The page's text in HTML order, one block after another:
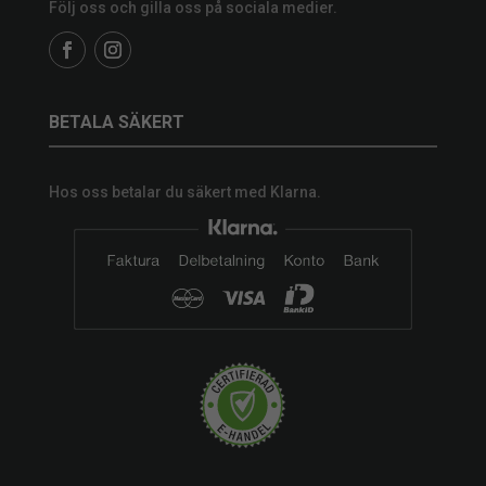
Följ oss och gilla oss på sociala medier.
BETALA SÄKERT
Hos oss betalar du säkert med Klarna.